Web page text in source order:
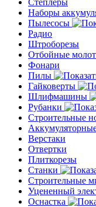
Степлеры
Наборы
Пылесосы
Радио
Штроборезы
Отбойные
Фонари
Пилы
Гайковерты
Шлифмашины
Рубанки
Строительные
Верстаки
Отвертки
Плиткорезы
Станки
Строительные
Уцененный
Оснастка